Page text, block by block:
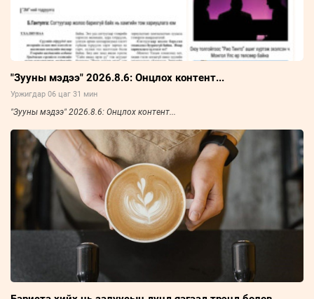
"Зууны мэдээ" 2026.8.6: Онцлох контент...
Уржигдар 06 цаг 31 мин
"Зууны мэдээ" 2026.8.6: Онцлох контент...